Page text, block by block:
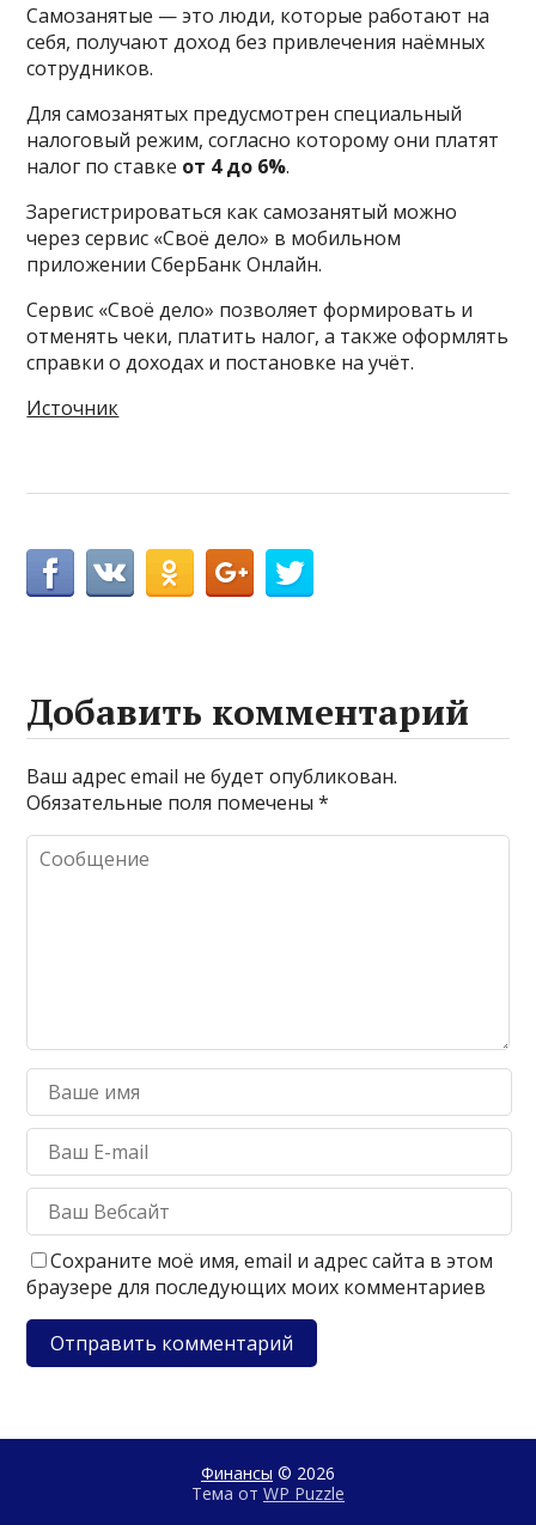
Самозанятые — это люди, которые работают на
себя, получают доход без привлечения наёмных
сотрудников.
Для самозанятых предусмотрен специальный
налоговый режим, согласно которому они платят
налог по ставке от 4 до 6%.
Зарегистрироваться как самозанятый можно
через сервис «Своё дело» в мобильном
приложении СберБанк Онлайн.
Сервис «Своё дело» позволяет формировать и
отменять чеки, платить налог, а также оформлять
справки о доходах и постановке на учёт.
Источник
Добавить комментарий
Ваш адрес email не будет опубликован.
Обязательные поля помечены*
Сохраните моё имя, email и адрес сайта в этом
браузере для последующих моих комментариев
Финансы © 2026
Тема от WP Puzzle